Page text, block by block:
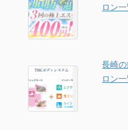
ロン
長崎
ロン